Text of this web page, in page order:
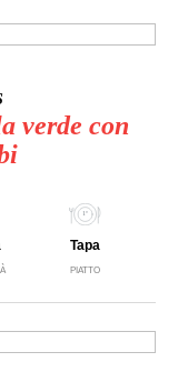
verde con
Tapa
PIATTO